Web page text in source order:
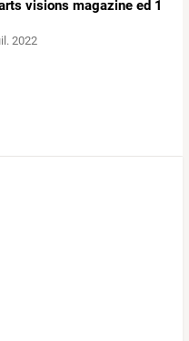
visions magazine ed 1
2022